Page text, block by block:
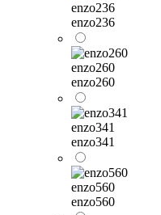
enzo236
enzo236
enzo260
enzo260
enzo341
enzo341
enzo560
enzo560